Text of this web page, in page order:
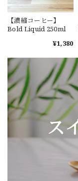
【濃縮コーヒー】
Bold Liquid 250ml
¥1,380